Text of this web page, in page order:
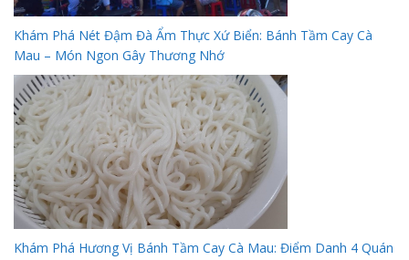
Khám Phá Nét Đậm Đà Ẩm Thực Xứ Biển: Bánh Tầm Cay Cà
Mau – Món Ngon Gây Thương Nhớ
Khám Phá Hương Vị Bánh Tầm Cay Cà Mau: Điểm Danh 4 Quán